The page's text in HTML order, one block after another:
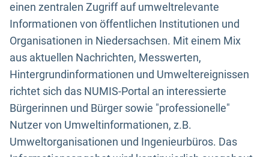
einen zentralen Zugriff auf umweltrelevante
Informationen von öffentlichen Institutionen und
Organisationen in Niedersachsen. Mit einem Mix
aus aktuellen Nachrichten, Messwerten,
Hintergrundinformationen und Umweltereignissen
richtet sich das NUMIS-Portal an interessierte
Bürgerinnen und Bürger sowie "professionelle"
Nutzer von Umweltinformationen, z.B.
Umweltorganisationen und Ingenieurbüros. Das